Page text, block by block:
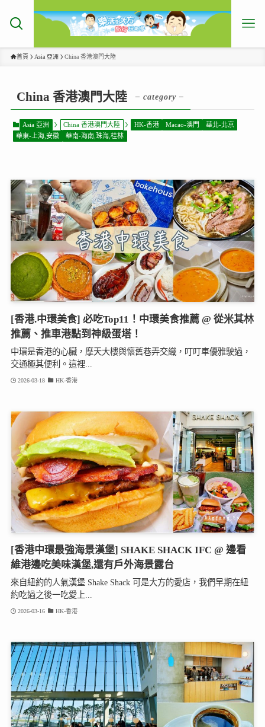
首頁 Asia 亞洲 China 香港澳門大陸
China 香港澳門大陸 – category –
Asia 亞洲 China 香港澳門大陸 HK-香港 Macao-澳門
華北-北京
華東-上海,安徽
華南-海南,珠海,桂林
[香港.中環美食] 必吃Top11！中環美食推薦 @ 從米其林
推薦、推車港點到神級蛋塔！
中環是香港的心臟，摩天大樓與懷舊巷弄交織，叮叮車優雅駛過，
交通極其便利。這裡...
2026-03-18 HK-香港
[香港中環最強海景漢堡] SHAKE SHACK IFC @ 邊看
維港邊吃美味漢堡,還有戶外海景露台
來自紐約的人氣漢堡 Shake Shack 可是大方的愛店，我們早期在紐
約吃過之後一吃愛上...
2026-03-16 HK-香港